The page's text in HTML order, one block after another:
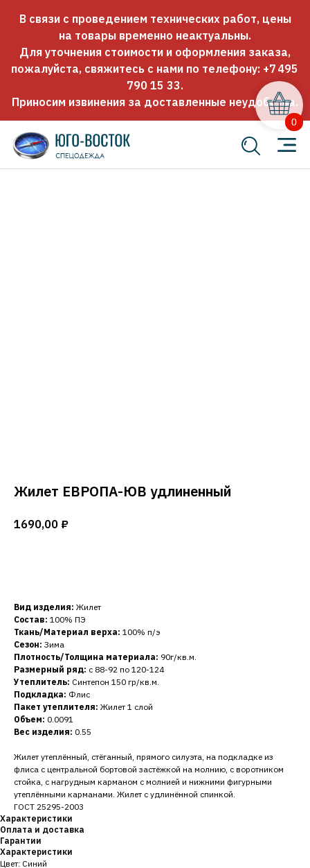
В связи с проведением технических работ, цены
на товары временно неактуальны.
Для уточнения стоимости и оформления заказа,
пожалуйста, свяжитесь с нами по телефону: +7 495
790 15 33.
Приносим извинения за доставленные неудобства.
Жилет ЕВРОПА-ЮВ удлиненный
1690,00 ₽
Вид изделия: Жилет
Состав: 100% ПЭ
Ткань/Материал верха: 100% п/э
Сезон: Зима
Плотность/Толщина материала: 90г/кв.м.
Размерный ряд: с 88-92 по 120-124
Утеплитель: Синтепон 150 гр/кв.м.
Подкладка: Флис
Пакет утеплителя: Жилет 1 слой
Объем: 0.0091
Вес изделия: 0.55
Жилет утеплённый, стёганный, прямого силуэта, на подкладке из
флиса с центральной бортовой застёжкой на молнию, с воротником
стойка, с нагрудным карманом с молнией и нижними фигурными
утеплёнными карманами. Жилет с удлинённой спинкой.
ГОСТ 25295-2003
Характеристики
Оплата и доставка
Гарантии
Характеристики
Цвет: Синий
0